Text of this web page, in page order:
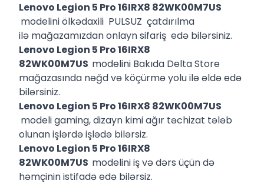
Lenovo Legion 5 Pro 16IRX8 82WK00M7US
modelini ölkədaxili PULSUZ çatdırılma
ilə mağazamızdan onlayn sifariş edə bilərsiniz.
Lenovo Legion 5 Pro 16IRX8
82WK00M7US modelini Bakıda Delta Store
mağazasında nəğd və köçürmə yolu ilə əldə edə
bilərsiniz.
Lenovo Legion 5 Pro 16IRX8 82WK00M7US
modeli gaming, dizayn kimi ağır təchizat tələb
olunan işlərdə işlədə bilərsiz.
Lenovo Legion 5 Pro 16IRX8
82WK00M7US modelini iş və dərs üçün də
həmçinin istifadə edə bilərsiz.